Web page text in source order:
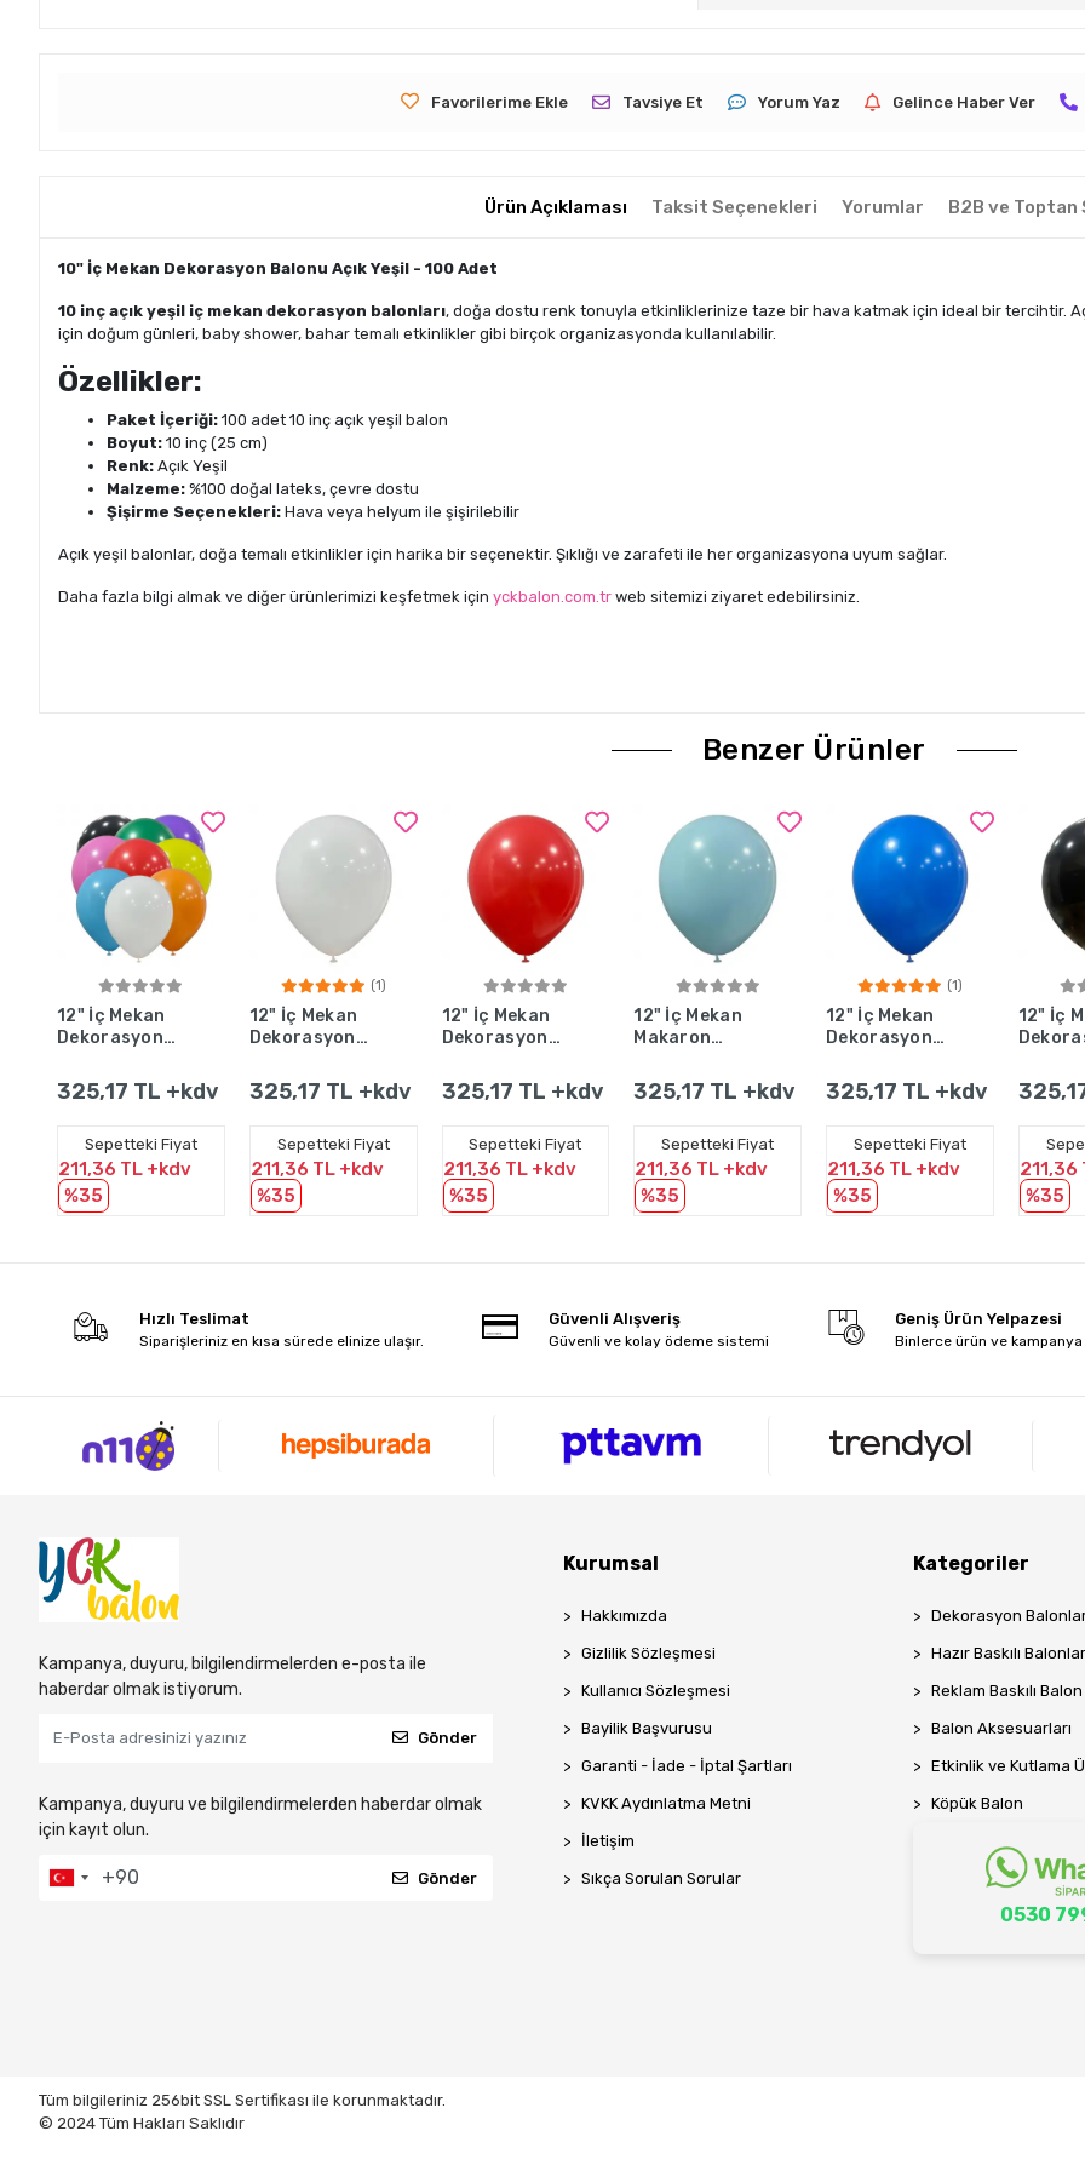
Favorilerime Ekle Tavsiye Et Yorum Yaz Gelince Haber Ver
Ürün Açıklaması Taksit Seçenekleri Yorumlar B2B ve Toptan
10" İç Mekan Dekorasyon Balonu Açık Yeşil - 100 Adet
10 inç açık yeşil iç mekan dekorasyon balonları, doğa dostu renk tonuyla etkinliklerinize taze bir hava katmak için ideal bir tercihtir.
için doğum günleri, baby shower, bahar temalı etkinlikler gibi birçok organizasyonda kullanılabilir.
Özellikler:
Paket İçeriği: 100 adet 10 inç açık yeşil balon
Boyut: 10 inç (25 cm)
Renk: Açık Yeşil
Malzeme: %100 doğal lateks, çevre dostu
Şişirme Seçenekleri: Hava veya helyum ile şişirilebilir
Açık yeşil balonlar, doğa temalı etkinlikler için harika bir seçenektir. Şıklığı ve zarafeti ile her organizasyona uyum sağlar.
Daha fazla bilgi almak ve diğer ürünlerimizi keşfetmek için yckbalon.com.tr web sitemizi ziyaret edebilirsiniz.
Benzer Ürünler
12" İç Mekan
Dekorasyon
- 100 Adet
325,17 TL +kdv
Sepetteki Fiyat
211,36 TL +kdv
%35
(1)
12" İç Mekan
Dekorasyon
- 100 Adet
325,17 TL +kdv
Sepetteki Fiyat
211,36 TL +kdv
%35
12" İç Mekan
Dekorasyon
- 100 Adet
325,17 TL +kdv
Sepetteki Fiyat
211,36 TL +kdv
%35
12" İç Mekan
Makaron
100 Adet
325,17 TL +kdv
Sepetteki Fiyat
211,36 TL +kdv
%35
(1)
12" İç Mekan
Dekorasyon
Mavi - 100
Adet
325,17 TL +kdv
Sepetteki Fiyat
211,36 TL +kdv
%35
12" İç
100
211,36
%35
Hızlı Teslimat
Siparişleriniz en kısa sürede elinize ulaşır.
Güvenli Alışveriş
Güvenli ve kolay ödeme sistemi
Geniş Ürün Yelpazesi
Binlerce ürün ve
Kampanya, duyuru, bilgilendirmelerden e-posta ile
haberdar olmak istiyorum.
Gönder
Kampanya, duyuru ve bilgilendirmelerden haberdar olmak
için kayıt olun.
Gönder
Kurumsal
Hakkımızda
Gizlilik Sözleşmesi
Kullanıcı Sözleşmesi
Bayilik Başvurusu
Garanti - İade - İptal Şartları
KVKK Aydınlatma Metni
İletişim
Sıkça Sorulan Sorular
Kategoriler
Dekorasyon
Hazır Baskılı Balonlar
Reklam Baskılı Balon
Balon Aksesuarları
Etkinlik ve Kutlama
Köpük Balon
0530
Tüm bilgileriniz 256bit SSL Sertifikası ile korunmaktadır.
© 2024 Tüm Hakları Saklıdır